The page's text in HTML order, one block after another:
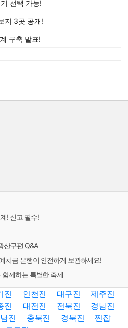
선택 가능!
지 3곳 공개!
구축 발표!
! 신고 필수!
산구편 Q&A
치금 은행이 안전하게 보관하세요!
께하는 특별한 축제
진 인천진 대구진
제주진
진 대전진 전북진
경남진
진 충북진 경북진
찐잡